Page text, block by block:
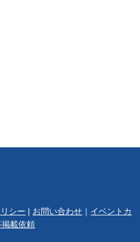
シー お問い合わせ
イベントカ
載依頼